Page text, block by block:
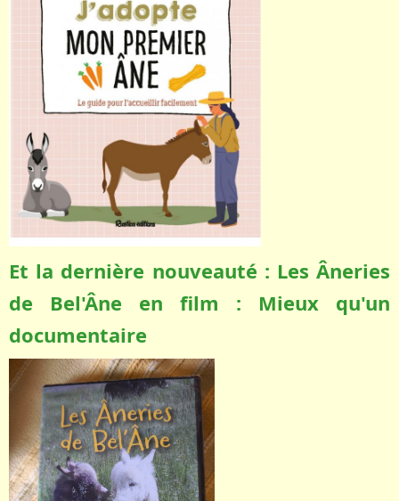
Et la dernière nouveauté : Les Âneries
de Bel'Âne en film : Mieux qu'un
documentaire